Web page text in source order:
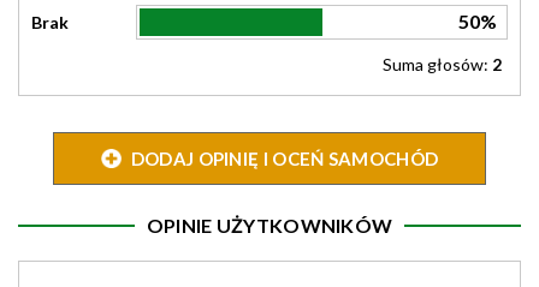
Brak 50%
Suma głosów: 2
DODAJ OPINIĘ I OCEŃ SAMOCHÓD
OPINIE UŻYTKOWNIKÓW